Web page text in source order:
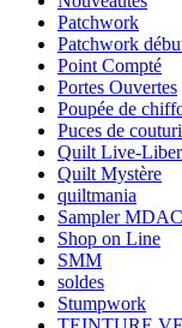
Patchwork
Patchwork
Point Compté
Portes Ouvertes
Poupée de
Puces de
Quilt Live-
Quilt Mystère
quiltmania
Sampler MDAC
Shop on Line
SMM
soldes
Stumpwork